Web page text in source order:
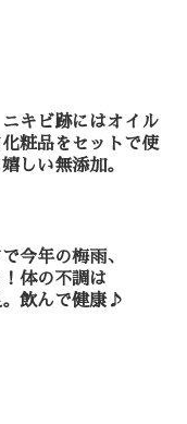
キビ跡にはオイル
粧品をセットで使
しい無添加。
今年の梅雨、
体の不調は
。飲んで健康♪